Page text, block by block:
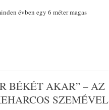
évben egy 6 méter magas
BÉKÉT AKAR” – AZ
SZEMÉVEL